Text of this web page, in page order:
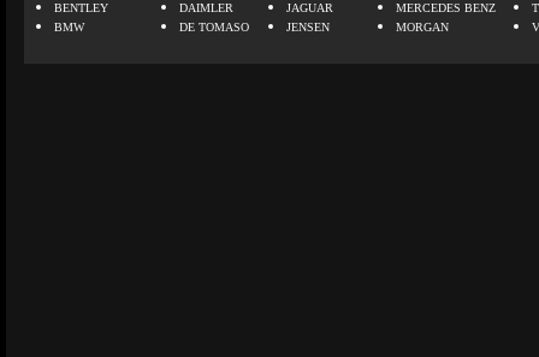
BENTLEY
BMW
DAIMLER
DE TOMASO
JAGUAR
JENSEN
MERCEDES BENZ
MORGAN